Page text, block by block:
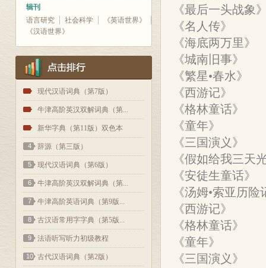
辑刊
语言研究
社会科学
《英语世界》
《汉语世界》
1 现代汉语词典（第7版）
2 牛津高阶英汉双解词典（第...
3 新华字典（第11版）双色本
4 辞源（第三版）
5 现代汉语词典（第6版）
6 牛津高阶英汉双解词典（第...
7 牛津高阶英语词典（第9版...
8 古汉语常用字字典（第5版...
9 法语听写听力初级教程
10 古代汉语词典（第2版）
《最后一头战象
《名人传》
《海底两万里》
《城南旧事》
《繁星•春水》
《西游记》
《格林童话》
《童年》
《三国演义》
《假如给我三天
《安徒生童话》
《汤姆•索亚历险
《西游记》
《格林童话》
《童年》
《三国演义》